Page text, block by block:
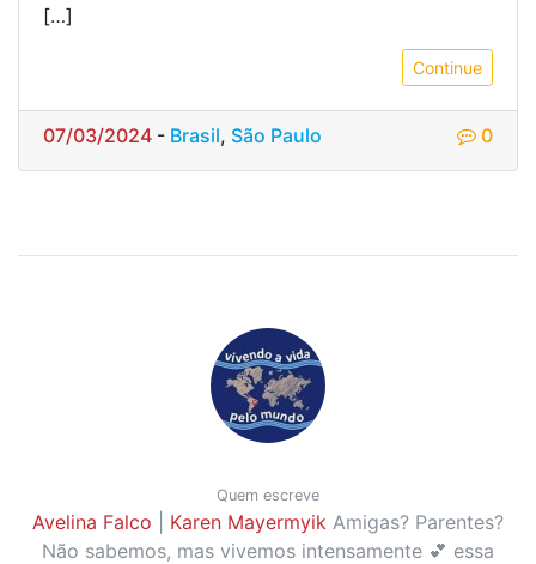
[…]
Continue
07/03/2024 - Brasil, São Paulo 0
Quem escreve
Avelina Falco Karen Mayermyik Amigas? Parentes?
Não sabemos, mas vivemos intensamente 💕 essa